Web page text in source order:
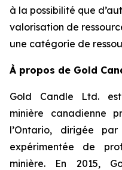
à la possibilité que
valorisation de
une catégorie de
À propos de Gold
Gold Candle Ltd.
minière canadienne
l’Ontario, dirigée
expérimentée de
minière. En 2015,